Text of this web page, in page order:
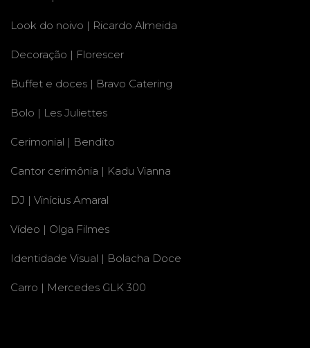
Look do noivo | Ricardo Almeida
Decoração | Florescer
Buffet e doces | Bravo Catering
Bolo | Les Juliettes
Cerimonial | Bendito
Cantor cerimônia | Kadu Vianna
DJ | Vinícius Amaral
Vídeo | Olga Filmes
Identidade Visual | Bolacha Doce
Carro | Mercedes GLK 300